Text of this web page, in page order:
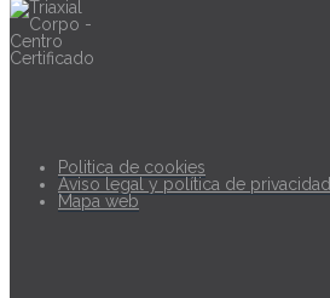
Politica de cookies
Aviso legal y política de privacidad
Mapa web